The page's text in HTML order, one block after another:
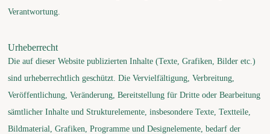
Verantwortung.
Urheberrecht
Die auf dieser Website publizierten Inhalte (Texte, Grafiken, Bilder etc.)
sind urheberrechtlich geschützt. Die Vervielfältigung, Verbreitung,
Veröffentlichung, Veränderung, Bereitstellung für Dritte oder Bearbeitung
sämtlicher Inhalte und Strukturelemente, insbesondere Texte, Textteile,
Bildmaterial, Grafiken, Programme und Designelemente, bedarf der